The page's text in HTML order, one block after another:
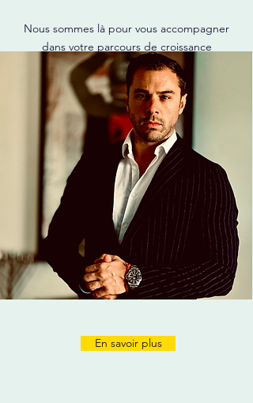
Nous sommes là pour vous accompagner
dans votre parcours de croissance
personnelle.
Notre équipe expérimentée est dévouée à
vous fournir les outils et les connaissances
nécessaires pour atteindre votre plein
potentiel.
En savoir plus